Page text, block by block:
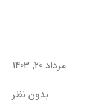
مرداد 20, 1403
بدون نظر